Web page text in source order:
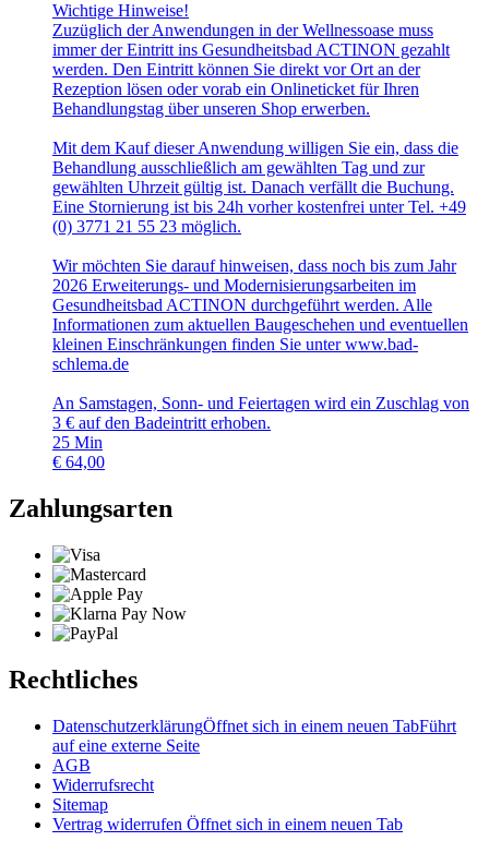
Wichtige Hinweise!
Zuzüglich der Anwendungen in der Wellnessoase muss
immer der Eintritt ins Gesundheitsbad ACTINON gezahlt
werden. Den Eintritt können Sie direkt vor Ort an der
Rezeption lösen oder vorab ein Onlineticket für Ihren
Behandlungstag über unseren Shop erwerben.
Mit dem Kauf dieser Anwendung willigen Sie ein, dass die
Behandlung ausschließlich am gewählten Tag und zur
gewählten Uhrzeit gültig ist. Danach verfällt die Buchung.
Eine Stornierung ist bis 24h vorher kostenfrei unter Tel. +49
(0) 3771 21 55 23 möglich.
Wir möchten Sie darauf hinweisen, dass noch bis zum Jahr
2026 Erweiterungs- und Modernisierungsarbeiten im
Gesundheitsbad ACTINON durchgeführt werden. Alle
Informationen zum aktuellen Baugeschehen und eventuellen
kleinen Einschränkungen finden Sie unter www.bad-
schlema.de
An Samstagen, Sonn- und Feiertagen wird ein Zuschlag von
3 € auf den Badeintritt erhoben.
25 Min
€ 64,00
Zahlungsarten
Rechtliches
DatenschutzerklärungÖffnet sich in einem neuen TabFührt
auf eine externe Seite
AGB
Widerrufsrecht
Sitemap
Vertrag widerrufen Öffnet sich in einem neuen Tab